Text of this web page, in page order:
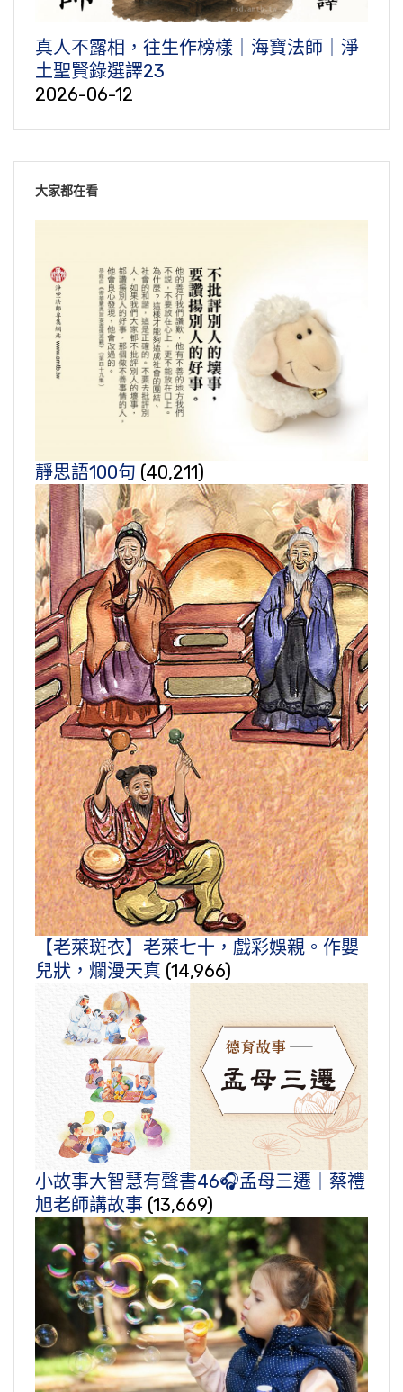
真人不露相，往生作榜樣｜海寶法師｜淨
土聖賢錄選譯23
2026-06-12
大家都在看
靜思語100句 (40,211)
【老萊斑衣】老萊七十，戲彩娛親。作嬰
兒狀，爛漫天真 (14,966)
小故事大智慧有聲書46🎧孟母三遷｜蔡禮
旭老師講故事 (13,669)